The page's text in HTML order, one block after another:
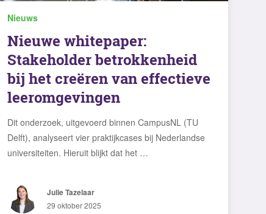
Nieuws
Nieuwe whitepaper:
Stakeholder betrokkenheid
bij het creëren van effectieve
leeromgevingen
Dit onderzoek, uitgevoerd binnen CampusNL (TU
Delft), analyseert vier praktijkcases bij Nederlandse
universiteiten. Hieruit blijkt dat het …
Julie Tazelaar
29 oktober 2025